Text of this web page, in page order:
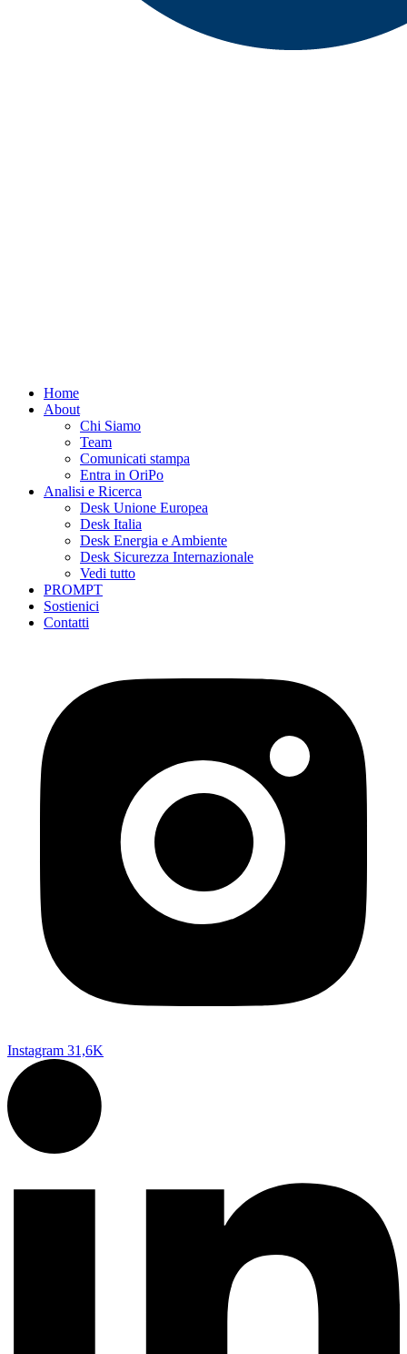
Home
About
Chi Siamo
Team
Comunicati stampa
Entra in OriPo
Analisi e Ricerca
Desk Unione Europea
Desk Italia
Desk Energia e Ambiente
Desk Sicurezza Internazionale
Vedi tutto
PROMPT
Sostienici
Contatti
Instagram 31,6K